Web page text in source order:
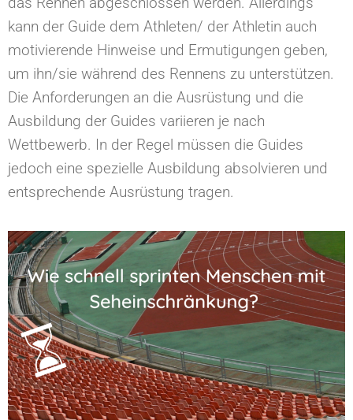
kann der Guide dem Athleten/ der Athletin auch
motivierende Hinweise und Ermutigungen geben,
um ihn/sie während des Rennens zu unterstützen.
Die Anforderungen an die Ausrüstung und die
Ausbildung der Guides variieren je nach
Wettbewerb. In der Regel müssen die Guides
jedoch eine spezielle Ausbildung absolvieren und
entsprechende Ausrüstung tragen.